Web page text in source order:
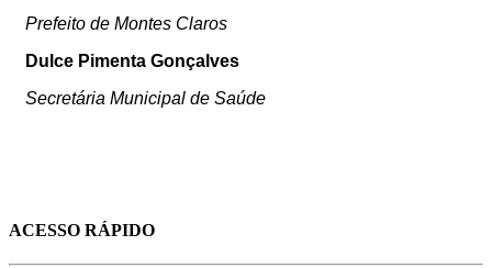
Prefeito de Montes Claros
Dulce Pimenta Gonçalves
Secretária Municipal de Saúde
ACESSO RÁPIDO